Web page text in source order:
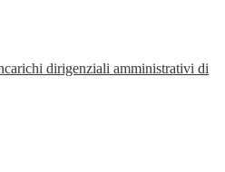
dirigenziali amministrativi di